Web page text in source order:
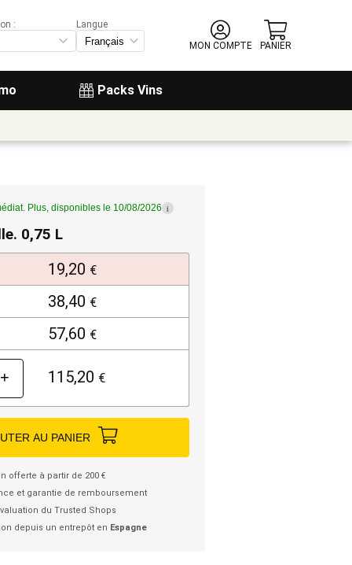
Packs Vins
:
Langue
MON COMPTE
PANIER
Plus, disponibles le 10/08/2026 i
0,75 L
19,20 €
38,40 €
57,60 €
+ 115,20 €
AU PANIER
offerte à partir de 200 €
et garantie de remboursement
du Trusted Shops
depuis un entrepôt en Espagne